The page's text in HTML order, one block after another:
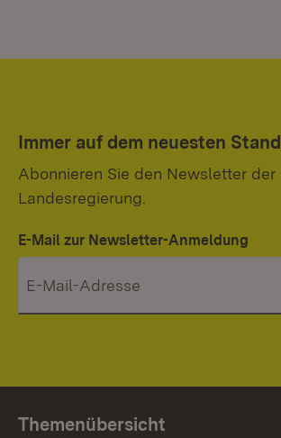
Immer auf dem neuesten Stand
Abonnieren Sie den Newsletter der
Landesregierung.
E-Mail zur Newsletter-Anmeldung
Themenübersicht